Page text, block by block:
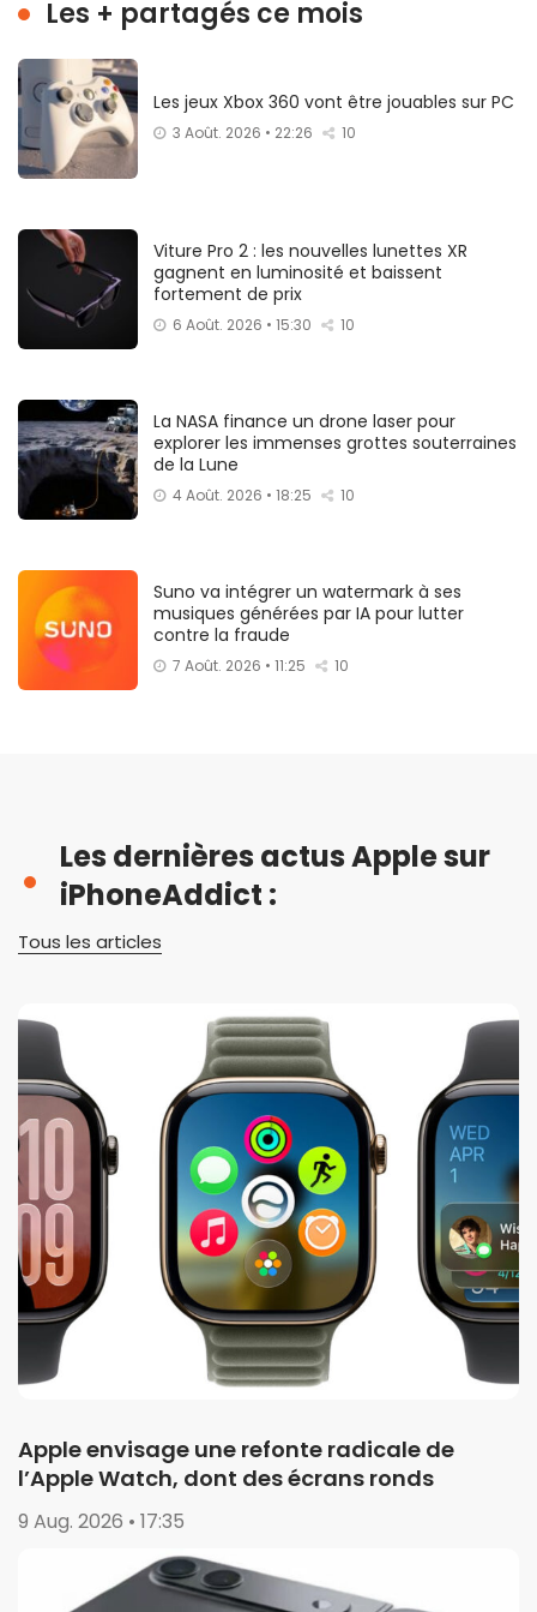
Les + partagés ce mois
Les jeux Xbox 360 vont être jouables sur PC
3 Août. 2026 • 22:26 10
Viture Pro 2 : les nouvelles lunettes XR
gagnent en luminosité et baissent
fortement de prix
6 Août. 2026 • 15:30 10
La NASA finance un drone laser pour
explorer les immenses grottes souterraines
de la Lune
4 Août. 2026 • 18:25 10
Suno va intégrer un watermark à ses
musiques générées par IA pour lutter
contre la fraude
7 Août. 2026 • 11:25 10
Les dernières actus Apple sur
iPhoneAddict :
Tous les articles
Apple envisage une refonte radicale de
l’Apple Watch, dont des écrans ronds
9 Aug. 2026 • 17:35